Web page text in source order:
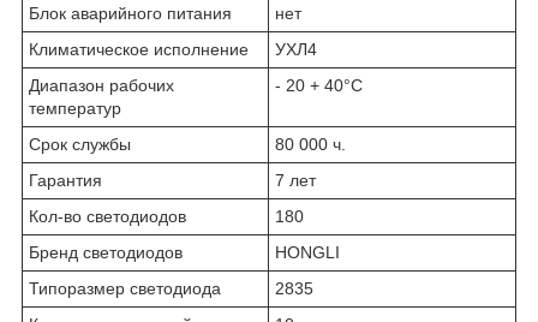
Блок аварийного питания
нет
Климатическое исполнение
УХЛ4
Диапазон рабочих
температур
- 20 + 40°C
Срок службы
80 000 ч.
Гарантия
7 лет
Кол-во светодиодов
180
Бренд светодиодов
HONGLI
Типоразмер светодиода
2835